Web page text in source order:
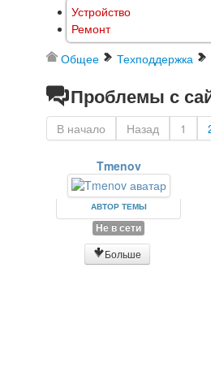
Устройство
Ремонт
Общее Техподдержка
Проблемы с
В начало Назад 1
Tmenov
АВТОР ТЕМЫ
Не в сети
Больше